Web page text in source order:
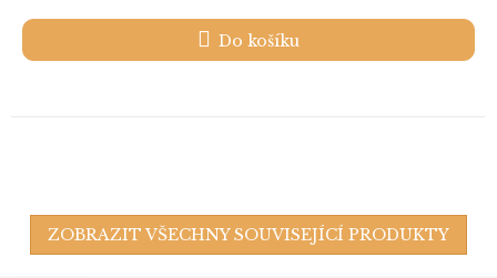
Do košíku
ZOBRAZIT VŠECHNY SOUVISEJÍCÍ PRODUKTY